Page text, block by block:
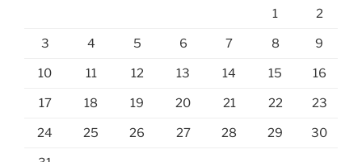
1 2
3 4 5 6 7 8 9
10 11 12 13 14 15 16
17 18 19 20 21 22 23
24 25 26 27 28 29 30